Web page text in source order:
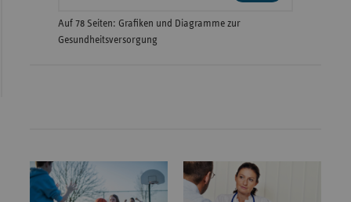
Auf 78 Seiten: Grafiken und Diagramme zur
Gesundheitsversorgung